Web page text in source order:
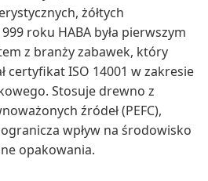
żółtych
roku HABA była pierwszym
z branży zabawek, który
certyfikat ISO 14001 w zakresie
Stosuje drewno z
źródeł (PEFC),
wpływ na środowisko
opakowania.